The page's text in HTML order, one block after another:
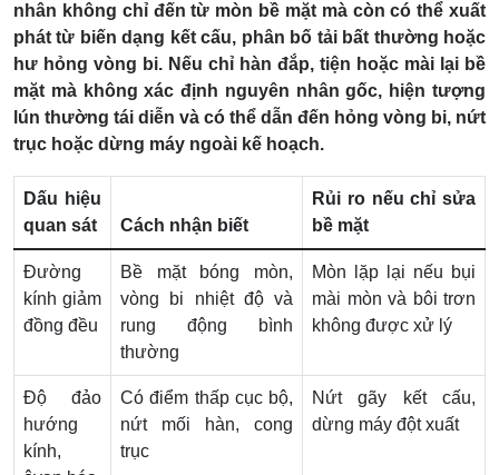
nhân không chỉ đến từ mòn bề mặt mà còn có thể xuất
phát từ biến dạng kết cấu, phân bố tải bất thường hoặc
hư hỏng vòng bi. Nếu chỉ hàn đắp, tiện hoặc mài lại bề
mặt mà không xác định nguyên nhân gốc, hiện tượng
lún thường tái diễn và có thể dẫn đến hỏng vòng bi, nứt
trục hoặc dừng máy ngoài kế hoạch.
Dấu hiệu
quan sát
Cách nhận biết
Rủi ro nếu chỉ sửa
bề mặt
Đường
kính giảm
đồng đều
Bề mặt bóng mòn,
vòng bi nhiệt độ và
rung động bình
thường
Mòn lặp lại nếu bụi
mài mòn và bôi trơn
không được xử lý
Độ đảo
hướng
kính,
Có điểm thấp cục bộ,
nứt mối hàn, cong
trục
Nứt gãy kết cấu,
dừng máy đột xuất